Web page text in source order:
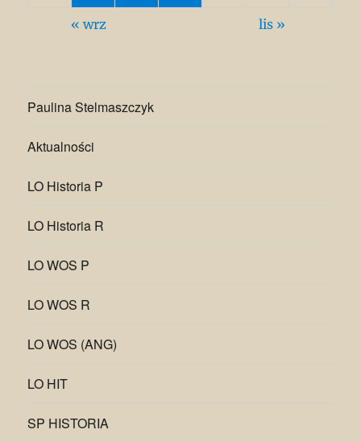
« wrz lis »
Paulina Stelmaszczyk
Aktualności
LO Historia P
LO Historia R
LO WOS P
LO WOS R
LO WOS (ANG)
LO HIT
SP HISTORIA